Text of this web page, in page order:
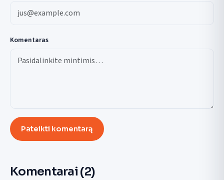
Komentaras
Pateikti komentarą
Komentarai (2)